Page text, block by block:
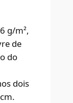
g/m²,
de
do
dois